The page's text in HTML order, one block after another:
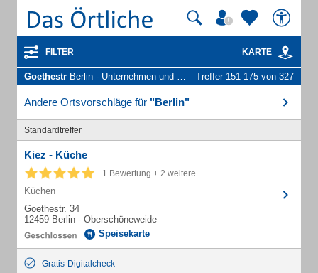
FILTER KARTE
Goethestr Berlin - Unternehmen und Personen Treffer 151-175 von 327
Andere Ortsvorschläge für "Berlin"
Standardtreffer
Kiez - Küche
1 Bewertung + 2 weitere...
Küchen
Goethestr. 34
12459 Berlin - Oberschöneweide
Speisekarte
Gratis-Digitalcheck